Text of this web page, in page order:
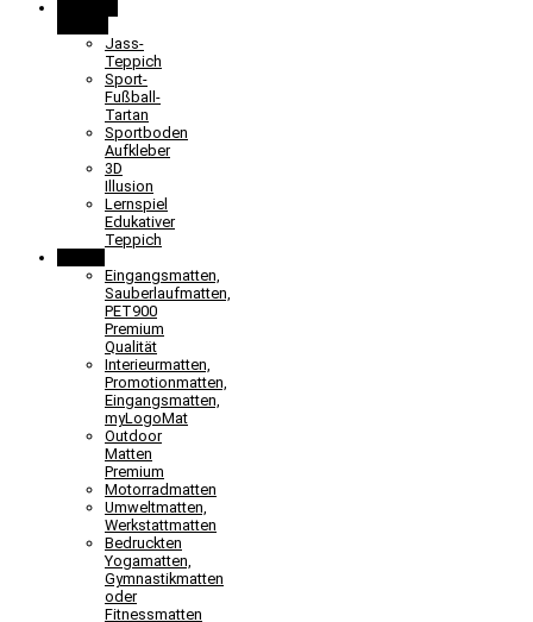
Jass-
Teppich
Sport-
Fußball-
Tartan
Sportboden
Aufkleber
3D
Illusion
Lernspiel
Edukativer
Teppich
Eingangsmatten,
Sauberlaufmatten,
PET900
Premium
Qualität
Interieurmatten,
Promotionmatten,
Eingangsmatten,
myLogoMat
Outdoor
Matten
Premium
Motorradmatten
Umweltmatten,
Werkstattmatten
Bedruckten
Yogamatten,
Gymnastikmatten
oder
Fitnessmatten